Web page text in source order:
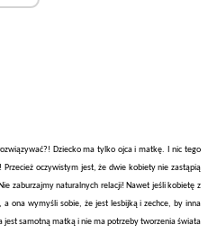
Dziecko ma tylko ojca i matkę. I nic tego
oczywistym jest, że dwie kobiety nie zastąpią
zaburzajmy naturalnych relacji! Nawet jeśli kobietę z
ona wymyśli sobie, że jest lesbijką i zechce, by inna
jest samotną matką i nie ma potrzeby tworzenia świata